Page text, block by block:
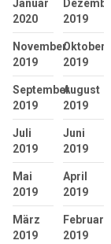
Januar
2020
2019
November
2019
Oktober
2019
September
2019
August
2019
Juli
2019
Juni
2019
Mai
2019
April
2019
März
2019
Februar
2019